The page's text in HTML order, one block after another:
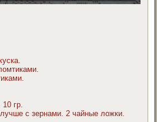
гр.
с зернами. 2 чайные ложки.